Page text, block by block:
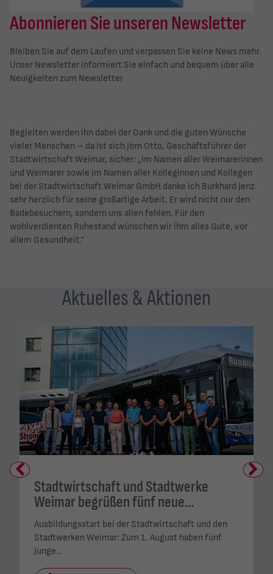
Abonnieren Sie unseren Newsletter
Bleiben Sie auf dem Laufen und verpassen Sie keine News mehr.
Unser Newsletter informiert Sie einfach und bequem über alle
Neuigkeiten zum Newsletter
Begleiten werden ihn dabei der Dank und die guten Wünsche
vieler Menschen – da ist sich Jörn Otto, Geschäftsführer der
Stadtwirtschaft Weimar, sicher: „Im Namen aller Weimarerinnen
und Weimarer sowie im Namen aller Kolleginnen und Kollegen
bei der Stadtwirtschaft Weimar GmbH danke ich Burkhard Jenz
sehr herzlich für seine großartige Arbeit. Er wird nicht nur den
Badebesuchern, sondern uns allen fehlen. Für den
wohlverdienten Ruhestand wünschen wir ihm alles Gute, vor
allem Gesundheit.“
Aktuelles & Aktionen
Previous
Stadtwirtschaft und Stadtwerke
Weimar begrüßen fünf neue…
Ausbildungsstart bei der Stadtwirtschaft und den
Stadtwerken Weimar: Zum 1. August haben fünf
junge…
Next